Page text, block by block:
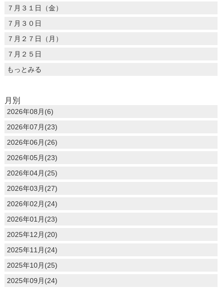
７月３１日（金）
７月３０日
７月２７日（月）
７月２５日
もっとみる
月別
2026年08月(6)
2026年07月(23)
2026年06月(26)
2026年05月(23)
2026年04月(25)
2026年03月(27)
2026年02月(24)
2026年01月(23)
2025年12月(20)
2025年11月(24)
2025年10月(25)
2025年09月(24)